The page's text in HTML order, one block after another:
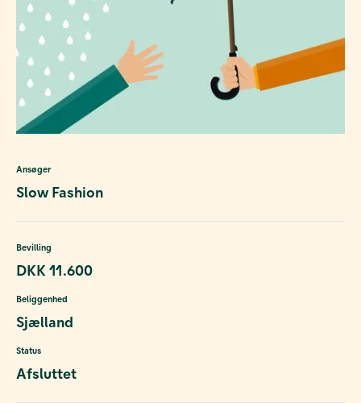
Ansøger
Slow Fashion
Bevilling
DKK 11.600
Beliggenhed
Sjælland
Status
Afsluttet